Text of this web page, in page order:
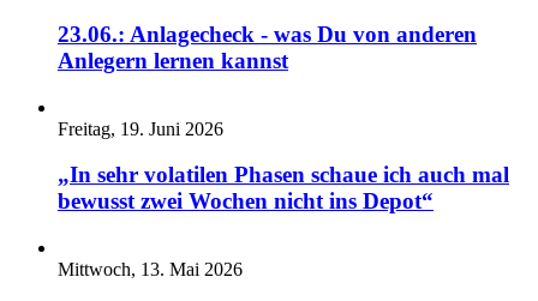
23.06.: Anlagecheck - was Du von anderen
Anlegern lernen kannst
Freitag, 19. Juni 2026
„In sehr volatilen Phasen schaue ich auch mal
bewusst zwei Wochen nicht ins Depot“
Mittwoch, 13. Mai 2026